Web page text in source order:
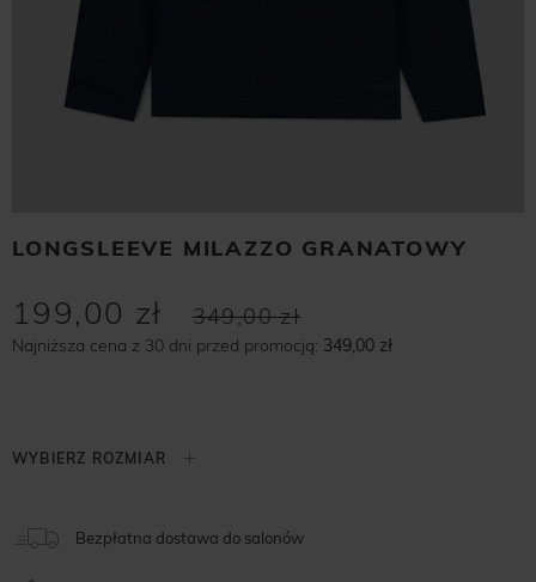
LONGSLEEVE MILAZZO GRANATOWY
349,00 zł
199,00 zł
Najniższa cena z 30 dni przed promocją: 349,00 zł
Bezpłatna dostawa do salonów